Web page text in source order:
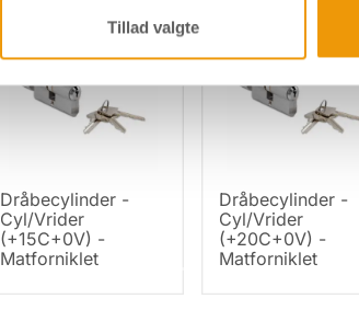
Tillad valgte
Dråbecylinder -
Cyl/Vrider
(+15C+0V) -
Matforniklet
Dråbecylinder -
Cyl/Vrider
(+20C+0V) -
Matforniklet